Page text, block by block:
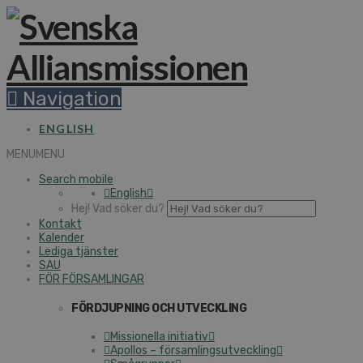
Navigation
ENGLISH
MENUMENU
Search mobile
English
Hej! Vad söker du?
Kontakt
Kalender
Lediga tjänster
SAU
FÖR FÖRSAMLINGAR
FÖRDJUPNING OCH UTVECKLING
Missionella initiativ
Apollos – församlingsutveckling